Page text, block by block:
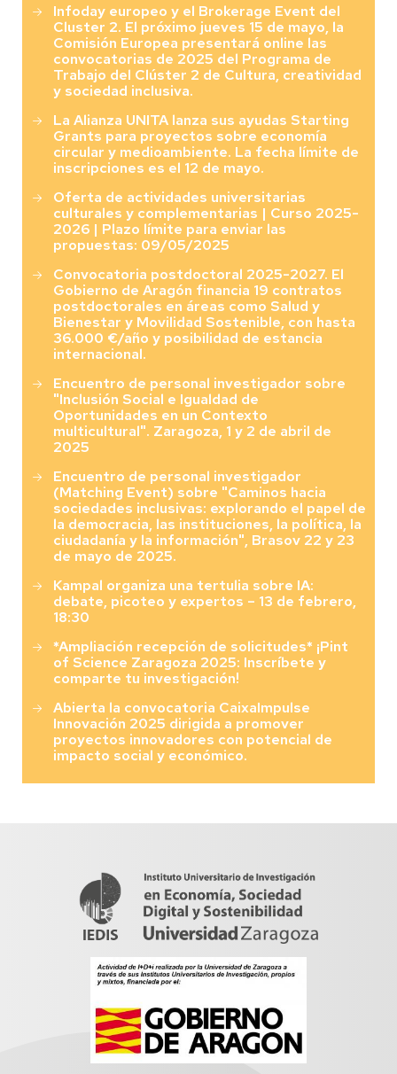
Infoday europeo y el Brokerage Event del
Cluster 2. El próximo jueves 15 de mayo, la
Comisión Europea presentará online las
convocatorias de 2025 del Programa de
Trabajo del Clúster 2 de Cultura, creatividad
y sociedad inclusiva.
La Alianza UNITA lanza sus ayudas Starting
Grants para proyectos sobre economía
circular y medioambiente. La fecha límite de
inscripciones es el 12 de mayo.
Oferta de actividades universitarias
culturales y complementarias | Curso 2025-
2026 | Plazo límite para enviar las
propuestas: 09/05/2025
Convocatoria postdoctoral 2025-2027. El
Gobierno de Aragón financia 19 contratos
postdoctorales en áreas como Salud y
Bienestar y Movilidad Sostenible, con hasta
36.000 €/año y posibilidad de estancia
internacional.
Encuentro de personal investigador sobre
"Inclusión Social e Igualdad de
Oportunidades en un Contexto
multicultural". Zaragoza, 1 y 2 de abril de
2025
Encuentro de personal investigador
(Matching Event) sobre "Caminos hacia
sociedades inclusivas: explorando el papel de
la democracia, las instituciones, la política, la
ciudadanía y la información", Brasov 22 y 23
de mayo de 2025.
Kampal organiza una tertulia sobre IA:
debate, picoteo y expertos – 13 de febrero,
18:30
*Ampliación recepción de solicitudes* ¡Pint
of Science Zaragoza 2025: Inscríbete y
comparte tu investigación!
Abierta la convocatoria CaixaImpulse
Innovación 2025 dirigida a promover
proyectos innovadores con potencial de
impacto social y económico.